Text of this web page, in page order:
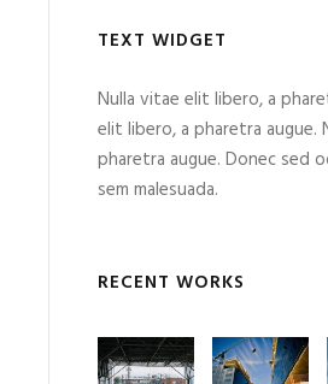
TEXT WIDGET
Nulla vitae elit libero, a
elit libero, a pharetra augue.
pharetra augue. Donec sed
sem malesuada.
RECENT WORKS